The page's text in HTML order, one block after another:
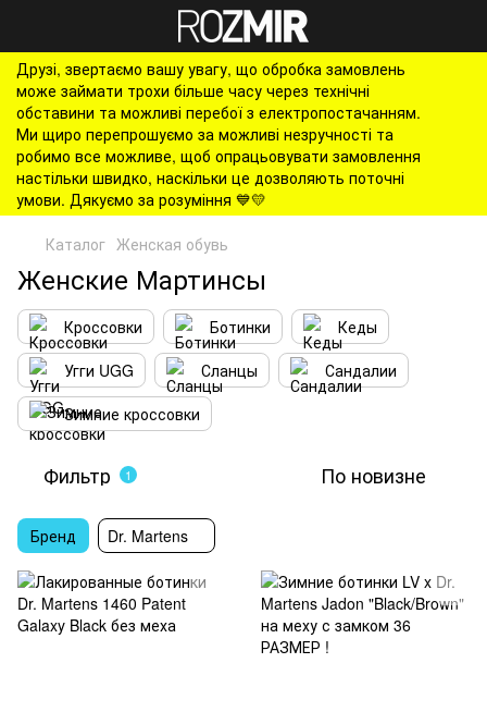
Друзі, звертаємо вашу увагу, що обробка замовлень
може займати трохи більше часу через технічні
обставини та можливі перебої з електропостачанням.
Ми щиро перепрошуємо за можливі незручності та
робимо все можливе, щоб опрацьовувати замовлення
настільки швидко, наскільки це дозволяють поточні
умови. Дякуємо за розуміння 💙💛
Каталог Женская обувь
Женские Мартинсы
Кроссовки Ботинки
Кеды
Угги UGG
Сланцы
Сандалии
Зимние кроссовки
Фильтр 1 По новизне
Бренд Dr. Martens